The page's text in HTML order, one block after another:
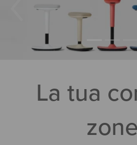
La tua
zone